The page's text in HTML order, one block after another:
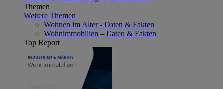
Themen
Weitere Themen
Wohnen im Alter - Daten & Fakten
Wohnimmobilien – Daten & Fakten
Top Report